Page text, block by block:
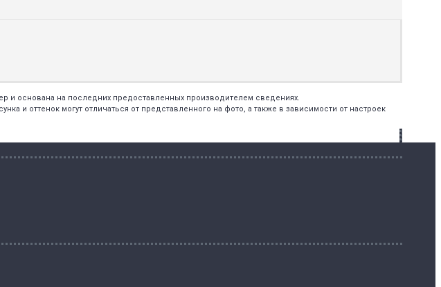
и основана на последних предоставленных производителем сведениях.
оттенок могут отличаться от представленного на фото, а также в зависимости от настроек